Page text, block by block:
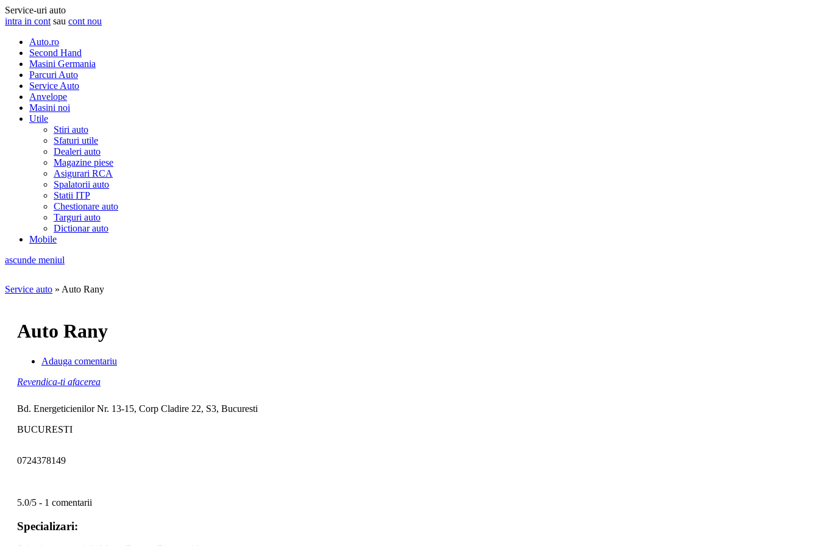
Service-uri auto
intra in cont sau cont nou
Auto.ro
Second Hand
Masini Germania
Parcuri Auto
Service Auto
Anvelope
Masini noi
Utile
Stiri auto
Sfaturi utile
Dealeri auto
Magazine piese
Asigurari RCA
Spalatorii auto
Statii ITP
Chestionare auto
Targuri auto
Dictionar auto
Mobile
ascunde meniul
Service auto » Auto Rany
Auto Rany
Adauga comentariu
Revendica-ti afacerea
Bd. Energeticienilor Nr. 13-15, Corp Cladire 22, S3, Bucuresti
BUCURESTI
0724378149
5.0/5 - 1 comentarii
Specializari: